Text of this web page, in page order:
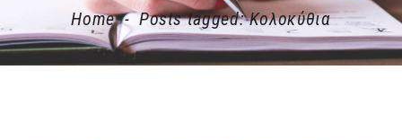
Home - Posts tagged: Κολοκύθια